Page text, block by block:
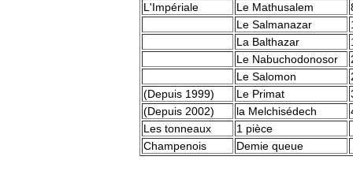
L'Impériale
Le Mathusalem
Le Salmanazar
La Balthazar
Le Nabuchodonosor
Le Salomon
(Depuis 1999)
Le Primat
(Depuis 2002)
la Melchisédech
Les tonneaux
1 pièce
Champenois
Demie queue